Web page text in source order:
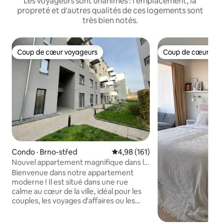
propreté et d'autres qualités de ces logements sont
très bien notés.
Coup de cœur voyageurs
Coup de cœur voyageurs
Condo · Brno-střed Note moyenne de 4,98 sur 5,
4,98 (161)
Nouvel appartement magnifique dans le
centre/Stationnement fourni
Bienvenue dans notre appartement
moderne ! Il est situé dans une rue
calme au cœur de la ville, idéal pour les
couples, les voyages d'affaires ou les
Coup de cœur
Coup de cœur